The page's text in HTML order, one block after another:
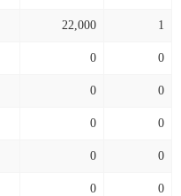
22,000 1
0 0
0 0
0 0
0 0
0 0